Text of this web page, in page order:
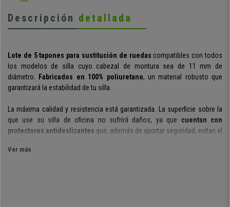
Descripción detallada
Lote de 5 tapones para sustitución de ruedas compatibles con todos
los modelos de silla cuyo cabezal de montura sea de 11 mm de
diámetro.
Fabricados en 100% poliuretano, un material robusto que
garantizará la estabilidad de tu silla.
La máxima calidad y resistencia está garantizada. La superficie sobre la
que use su silla de oficina no sufrirá daños, ya que cuentan con
protectores antideslizantes que, además de aportar seguridad, evitan el
Ver más